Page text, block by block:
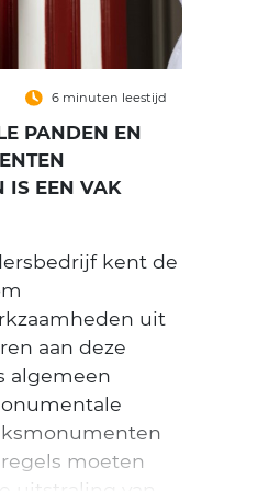
6 minuten leestijd
PANDEN EN
IS EEN VAK
kent de
uit
aan deze
algemeen
moeten